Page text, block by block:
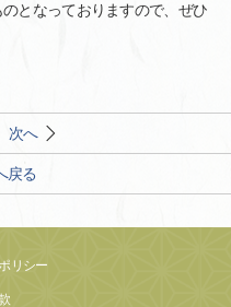
となっておりますので、ぜひ
次へ
戻る
リシー